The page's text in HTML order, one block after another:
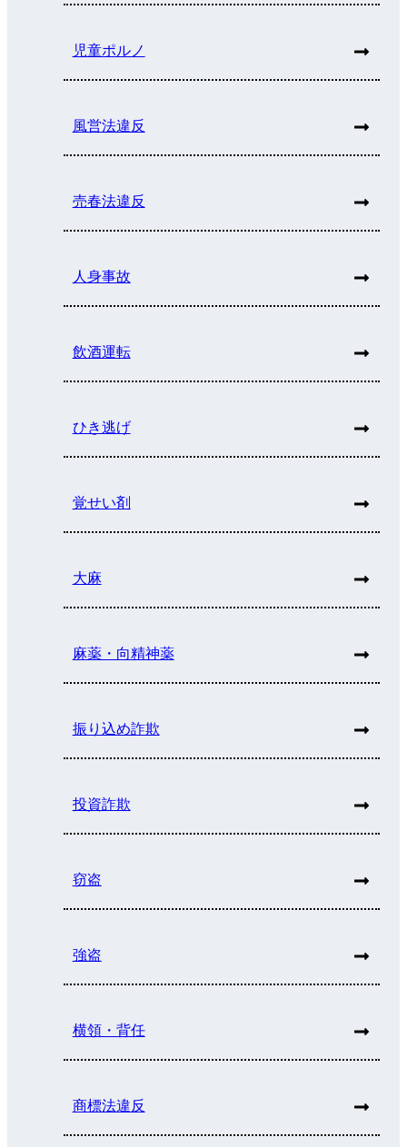
児童ポルノ
風営法違反
売春法違反
人身事故
飲酒運転
ひき逃げ
覚せい剤
大麻
麻薬・向精神薬
振り込め詐欺
投資詐欺
窃盗
強盗
横領・背任
商標法違反